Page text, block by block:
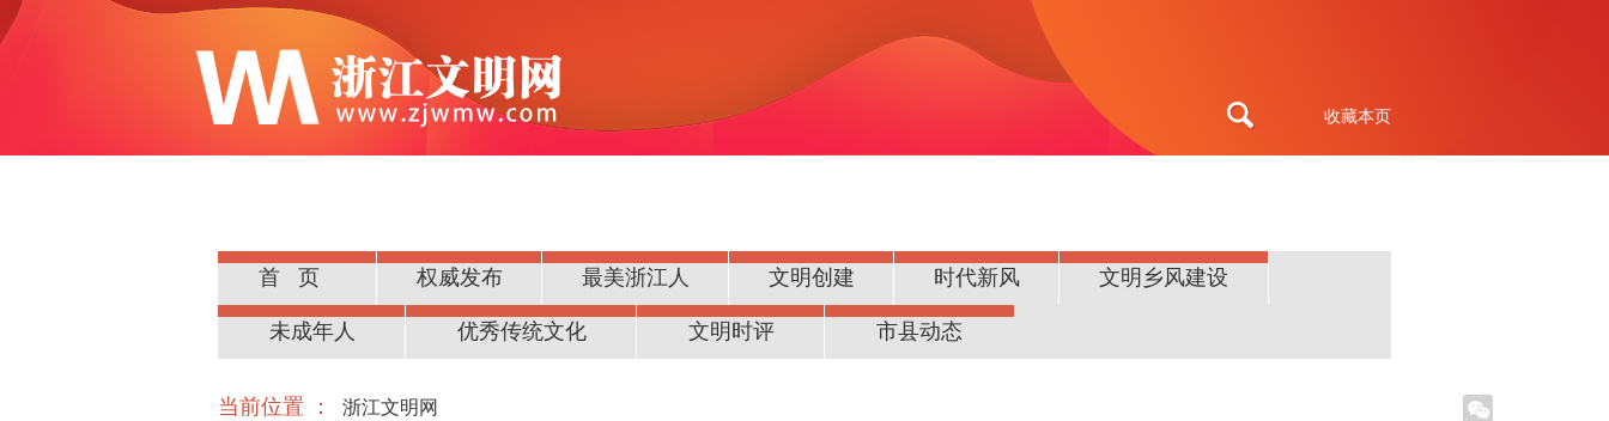
收藏本页
首页 权威发布 最美浙江人 文明创建 时代新风 文明乡风建设
公民道德
未成年人 优秀传统文化 文明时评 市县动态
当前位置 ： 浙江文明网